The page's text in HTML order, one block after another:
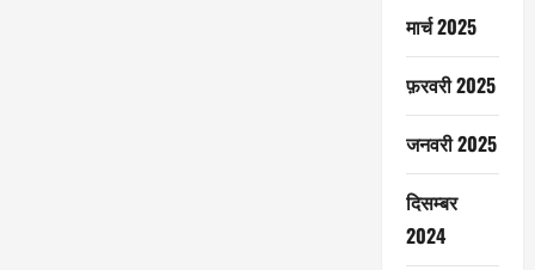
मार्च 2025
फ़रवरी 2025
जनवरी 2025
दिसम्बर
2024